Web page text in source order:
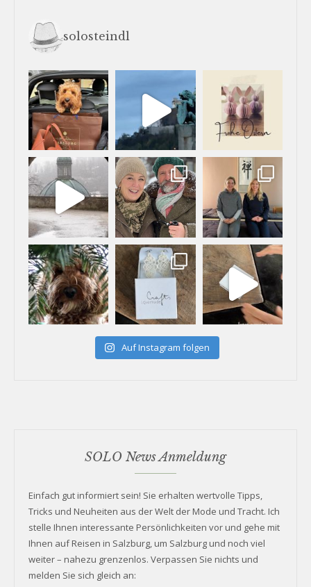
solosteindl
Auf Instagram folgen
SOLO News Anmeldung
Einfach gut informiert sein! Sie erhalten wertvolle Tipps,
Tricks und Neuheiten aus der Welt der Mode und Tracht. Ich
stelle Ihnen interessante Persönlichkeiten vor und gehe mit
Ihnen auf Reisen in Salzburg, um Salzburg und noch viel
weiter – nahezu grenzenlos. Verpassen Sie nichts und
melden Sie sich gleich an: